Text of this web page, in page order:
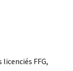
FFG,